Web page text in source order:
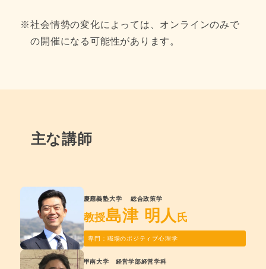
※社会情勢の変化によっては、オンラインのみで
の開催になる可能性があります。
主な講師
慶應義塾大学 総合政策学
教授島津 明人 氏
専門：職場のポジティブ心理学
甲南大学 経営学部経営学科